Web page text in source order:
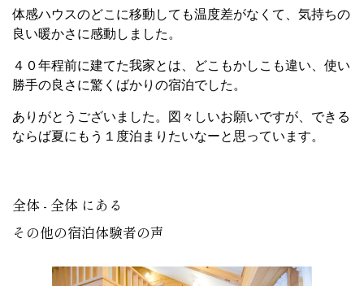
体感ハウスのどこに移動しても温度差がなくて、気持ちの
良い暖かさに感動しました。
４０年程前に建てた我家とは、どこもかしこも違い、使い
勝手の良さに驚くばかりの宿泊でした。
ありがとうございました。図々しいお願いですが、できる
ならば夏にもう１度泊まりたいなーと思っています。
全体 - 全体 にある
その他の宿泊体験者の声